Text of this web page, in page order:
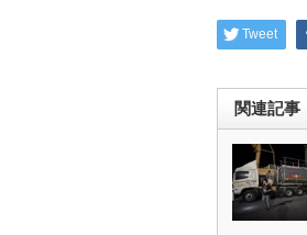
Tweet
関連記事